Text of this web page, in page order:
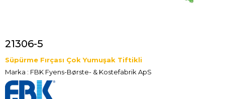
21306-5
Süpürme Fırçası Çok Yumuşak Tiftikli
Marka : FBK Fyens-Børste- & Kostefabrik ApS